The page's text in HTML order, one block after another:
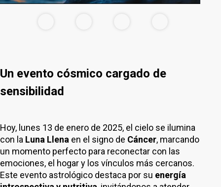
Un evento cósmico cargado de
sensibilidad
Hoy, lunes 13 de enero de 2025, el cielo se ilumina
con la Luna Llena en el signo de Cáncer, marcando
un momento perfecto para reconectar con las
emociones, el hogar y los vínculos más cercanos.
Este evento astrológico destaca por su energía